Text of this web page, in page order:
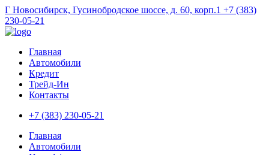
Г Новосибирск, Гусинобродское шоссе, д. 60, корп.1 +7 (383)
230-05-21
Главная
Автомобили
Кредит
Трейд-Ин
Контакты
+7 (383) 230-05-21
Главная
Автомобили